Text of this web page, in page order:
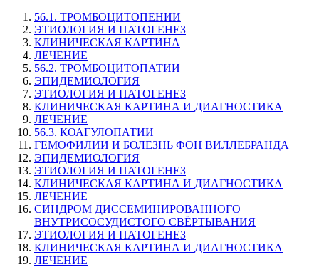
56.1. ТРОМБОЦИТОПЕНИИ
ЭТИОЛОГИЯ И ПАТОГЕНЕЗ
КЛИНИЧЕСКАЯ КАРТИНА
ЛЕЧЕНИЕ
56.2. ТРОМБОЦИТОПАТИИ
ЭПИДЕМИОЛОГИЯ
ЭТИОЛОГИЯ И ПАТОГЕНЕЗ
КЛИНИЧЕСКАЯ КАРТИНА И ДИАГНОСТИКА
ЛЕЧЕНИЕ
56.3. КОАГУЛОПАТИИ
ГЕМОФИЛИИ И БОЛЕЗНЬ ФОН ВИЛЛЕБРАНДА
ЭПИДЕМИОЛОГИЯ
ЭТИОЛОГИЯ И ПАТОГЕНЕЗ
КЛИНИЧЕСКАЯ КАРТИНА И ДИАГНОСТИКА
ЛЕЧЕНИЕ
СИНДРОМ ДИССЕМИНИРОВАННОГО
ВНУТРИСОСУДИСТОГО СВЁРТЫВАНИЯ
ЭТИОЛОГИЯ И ПАТОГЕНЕЗ
КЛИНИЧЕСКАЯ КАРТИНА И ДИАГНОСТИКА
ЛЕЧЕНИЕ